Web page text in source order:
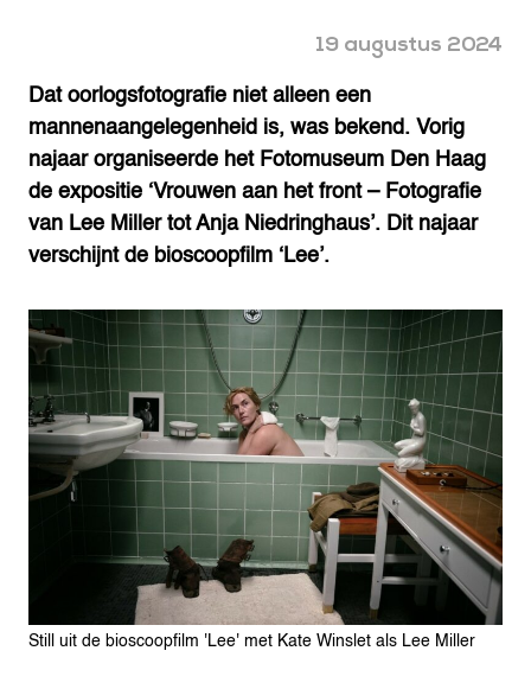
19 augustus 2024
Dat oorlogsfotografie niet alleen een
mannenaangelegenheid is, was bekend. Vorig
najaar organiseerde het Fotomuseum Den Haag
de expositie ‘Vrouwen aan het front – Fotografie
van Lee Miller tot Anja Niedringhaus’. Dit najaar
verschijnt de bioscoopfilm ‘Lee’.
Still uit de bioscoopfilm 'Lee' met Kate Winslet als Lee Miller